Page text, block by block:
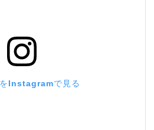
Instagramで見る